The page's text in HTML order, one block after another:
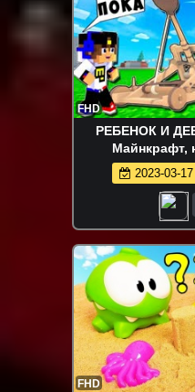
FHD
РЕБЕНОК И
Майнкрафт,
пластилина
2023-03-
FHD